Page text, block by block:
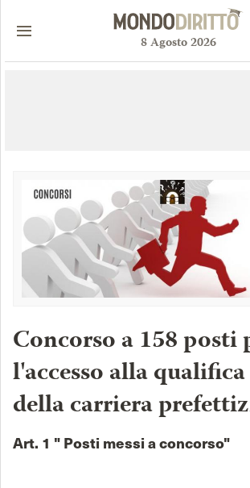
8Agosto2026
Concorso a 158 posti
l'accesso alla
della carriera
Art. 1 " Posti messi a concorso"